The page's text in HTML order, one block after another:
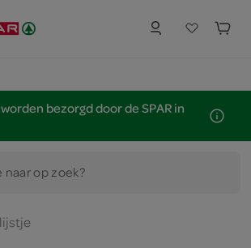
bezorgd door de SPAR in
naar op zoek?